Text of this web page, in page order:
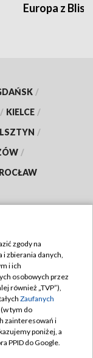
Europa z
/
/ KIELCE /
/
/
zgody na
zbierania danych,
i ich
osobowych przez
również „TVP”),
Zaufanych
tym do
zainteresowań i
poniżej, a
PPID do Google.